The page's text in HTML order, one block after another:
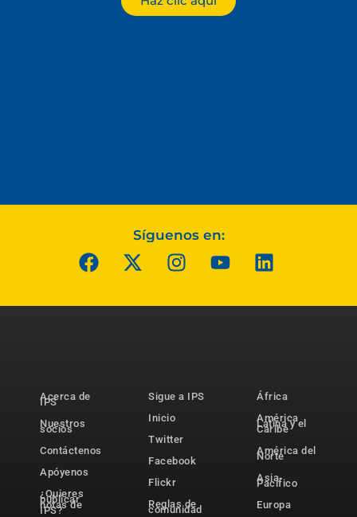
Síguenos en:
Acerca de
IPS
Nuestros
socios
Contáctenos
Apóyenos
¿Quieres
publicar
notas de
IPS?
Sigue a IPS
Inicio
Twitter
Facebook
Flickr
Reglas de
comunidad
África
América
Latina y el
Caribe
América del
Norte
Asia-
Pacífico
Europa